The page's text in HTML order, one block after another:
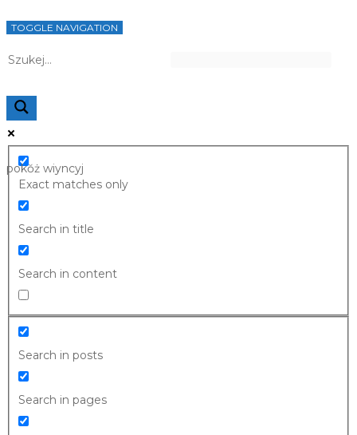
TOGGLE NAVIGATION
pokŏż wiyncyj
Exact matches only
Search in title
Search in content
Search in posts
Search in pages